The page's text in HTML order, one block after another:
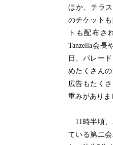
ほか、テラ
のチケット
トも配布さ
Tanzella会長
日、パレー
めたくさん
広告もたく
重みがありま
11時半頃、
ている第二